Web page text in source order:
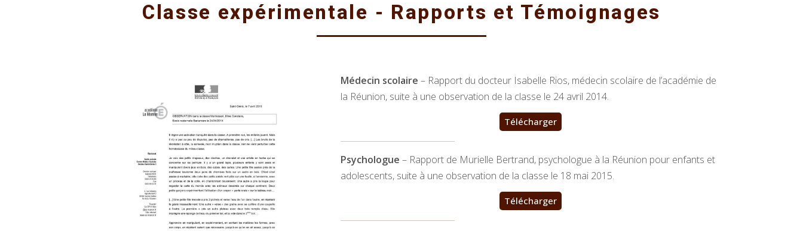
Classe expérimentale - Rapports et Témoignages
Médecin scolaire – Rapport du docteur Isabelle Rios, médecin scolaire de l’académie de
la Réunion, suite à une observation de la classe le 24 avril 2014.
Télécharger
Psychologue – Rapport de Murielle Bertrand, psychologue à la Réunion pour enfants et
adolescents, suite à une observation de la classe le 18 mai 2015.
Télécharger